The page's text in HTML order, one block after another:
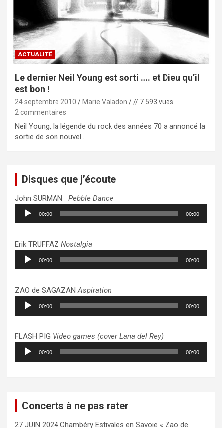
ACTUALITÉ
Le dernier Neil Young est sorti …. et Dieu qu’il
est bon !
24 septembre 2010 Marie Valadon
// 7 593 vues
2 commentaires
Neil Young, la légende du rock des années 70 a annoncé la
sortie de son nouvel…
Disques que j’écoute
John SURMAN Pebble Dance
Lecteur
audio
00:00 00:00
Erik TRUFFAZ Nostalgia
Lecteur
audio
00:00 00:00
ZAO de SAGAZANAspiration
Lecteur
audio
00:00 00:00
FLASH PIG Video games (cover Lana del Rey)
Lecteur
audio
00:00 00:00
Concerts à ne pas rater
27 JUIN 2024 Chambéry Estivales en Savoie « Zao de